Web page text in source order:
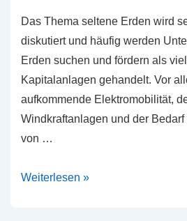
Das Thema seltene Erden wird
diskutiert und häufig werden
Erden suchen und fördern als
Kapitalanlagen gehandelt. Vor
aufkommende Elektromobilität,
Windkraftanlagen und der
von …
Bücher
Weiterlesen »